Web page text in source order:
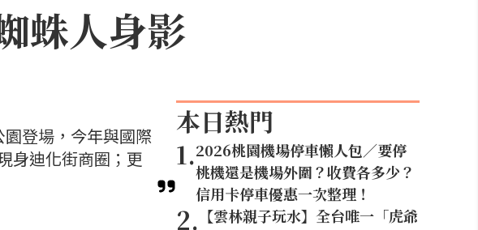
蛛人身影
登場，今年與國際
身迪化街商圈；更
本日熱門
1.2026桃園機場停車懶人包／要停
桃機還是機場外圍？收費各多少？
信用卡停車優惠一次整理！
2. 【雲林親子玩水】全台唯一「虎爺